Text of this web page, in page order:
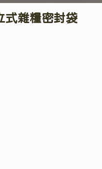
式雜糧密封袋